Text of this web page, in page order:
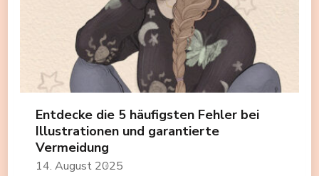
Entdecke die 5 häufigsten Fehler bei
Illustrationen und garantierte
Vermeidung
14. August 2025